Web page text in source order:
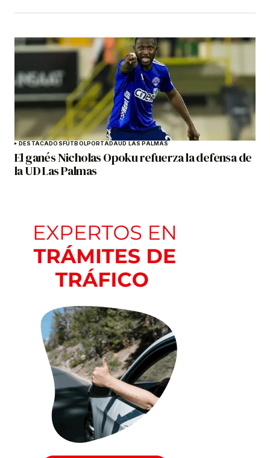
DESTACADOSFÚTBOLPORTADAUD LAS PALMAS
El ganés Nicholas Opoku refuerza la defensa de
la UD Las Palmas